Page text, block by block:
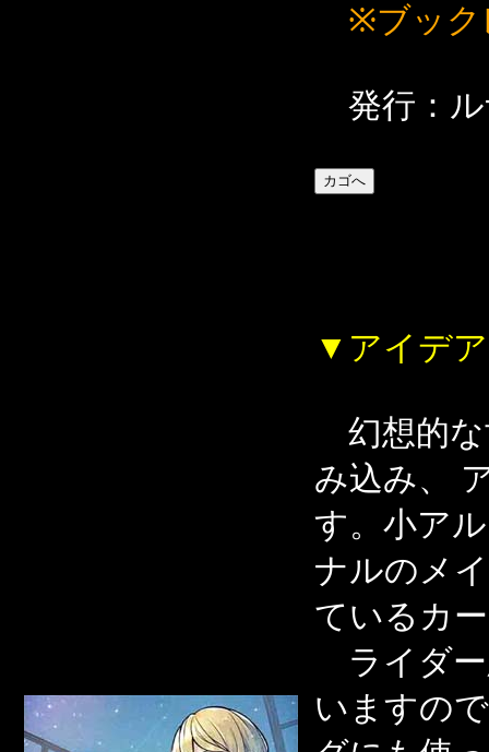
※ブック
発行：ル
▼アイデ
幻想的な
み込み、
す。小ア
ナルのメ
ているカ
ライダー
いますの